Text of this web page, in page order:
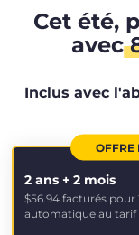
Cet été,
avec
Inclus avec
OFFRE
2 ans + 2 mois
$56.94 facturés pour
automatique au tarif